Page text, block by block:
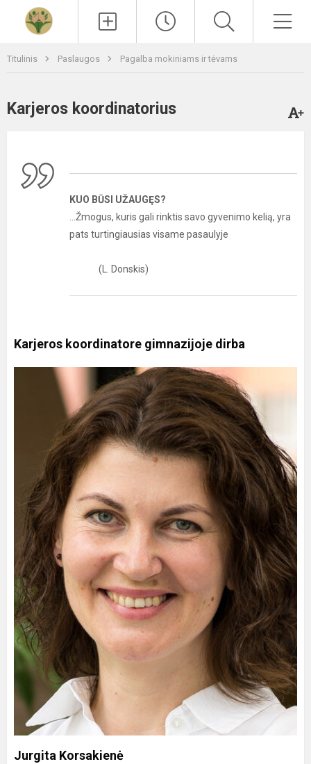
Titulinis Paslaugos Pagalba mokiniams ir tėvams
Karjeros koordinatorius
KUO BŪSI UŽAUGĘS?
...Žmogus, kuris gali rinktis savo gyvenimo kelią, yra
pats turtingiausias visame pasaulyje
(L. Donskis)
Karjeros koordinatore gimnazijoje dirba
Jurgita Korsakienė